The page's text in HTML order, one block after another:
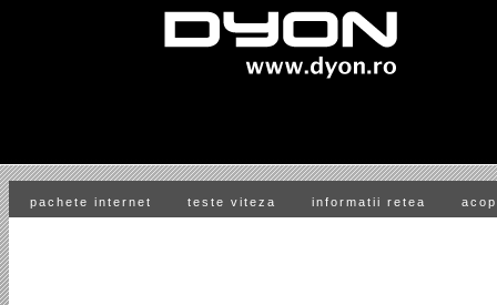
pachete internet teste viteza informatii retea